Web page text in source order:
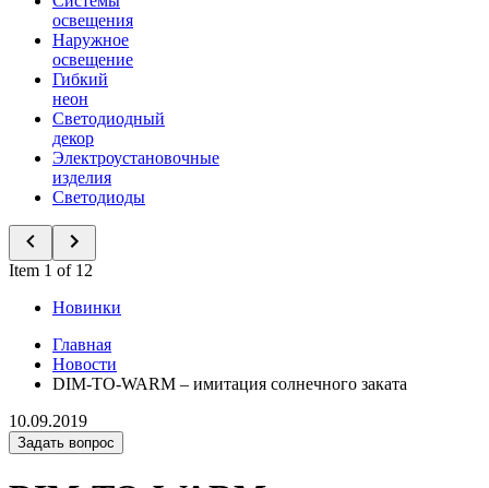
освещения
Наружное
освещение
Гибкий
неон
Светодиодный
декор
Электроустановочные
изделия
Светодиоды
Item 1 of 12
Новинки
Главная
Новости
DIM-TO-WARM – имитация солнечного заката
10.09.2019
Задать вопрос